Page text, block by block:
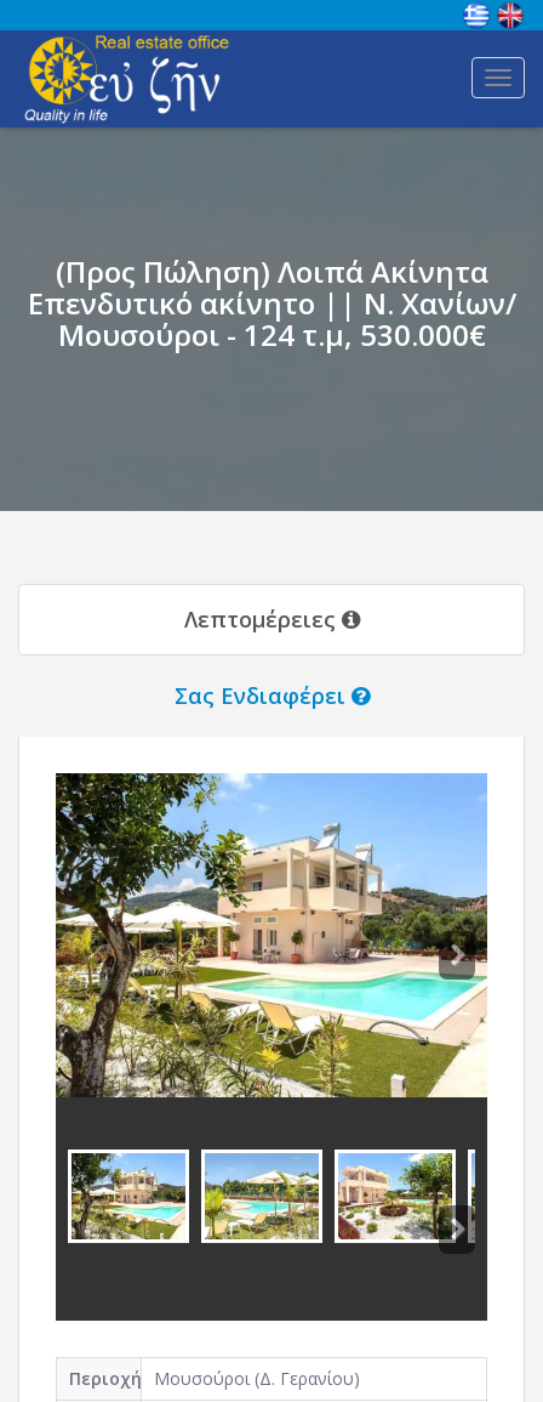
(Προς Πώληση) Λοιπά Ακίνητα
Επενδυτικό ακίνητο || Ν. Χανίων/
Μουσούροι - 124 τ.μ, 530.000€
Λεπτομέρειες
Σας Ενδιαφέρει
Περιοχή
Μουσούροι (Δ. Γερανίου)